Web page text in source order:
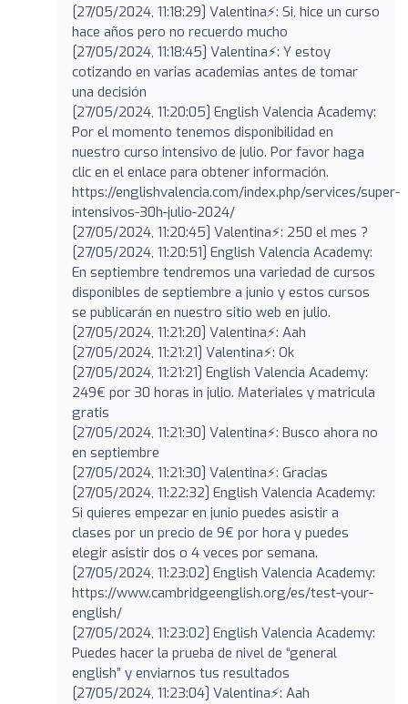
[27/05/2024, 11:18:29] Valentina⚡️: Si, hice un curso
hace años pero no recuerdo mucho
[27/05/2024, 11:18:45] Valentina⚡️: Y estoy
cotizando en varias academias antes de tomar
una decisión
[27/05/2024, 11:20:05] English Valencia Academy:
Por el momento tenemos disponibilidad en
nuestro curso intensivo de julio. Por favor haga
clic en el enlace para obtener información.
https://englishvalencia.com/index.php/services/super-
intensivos-30h-julio-2024/
[27/05/2024, 11:20:45] Valentina⚡️: 250 el mes ?
[27/05/2024, 11:20:51] English Valencia Academy:
En septiembre tendremos una variedad de cursos
disponibles de septiembre a junio y estos cursos
se publicarán en nuestro sitio web en julio.
[27/05/2024, 11:21:20] Valentina⚡️: Aah
[27/05/2024, 11:21:21] Valentina⚡️: Ok
[27/05/2024, 11:21:21] English Valencia Academy:
249€ por 30 horas in julio. Materiales y matricula
gratis
[27/05/2024, 11:21:30] Valentina⚡️: Busco ahora no
en septiembre
[27/05/2024, 11:21:30] Valentina⚡️: Gracias
[27/05/2024, 11:22:32] English Valencia Academy:
Si quieres empezar en junio puedes asistir a
clases por un precio de 9€ por hora y puedes
elegir asistir dos o 4 veces por semana.
[27/05/2024, 11:23:02] English Valencia Academy:
https://www.cambridgeenglish.org/es/test-your-
english/
[27/05/2024, 11:23:02] English Valencia Academy:
Puedes hacer la prueba de nivel de “general
english” y enviarnos tus resultados
[27/05/2024, 11:23:04] Valentina⚡️: Aah